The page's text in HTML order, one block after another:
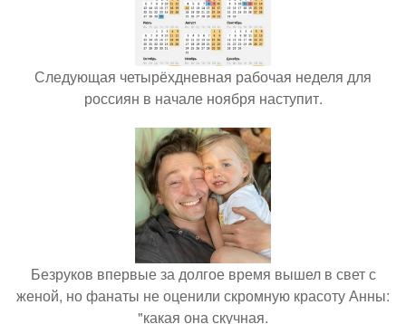
Следующая четырёхдневная рабочая неделя для
россиян в начале ноября наступит.
Безруков впервые за долгое время вышел в свет с
женой, но фанаты не оценили скромную красоту Анны:
"какая она скучная.